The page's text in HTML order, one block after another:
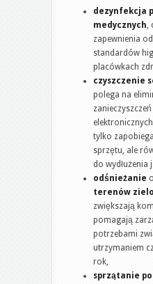
dezynfekcja
medycznych,
zapewnienia
standardów
placówkach
czyszczenie
polega na
tylko
sprzętu, ale
do wydłużenia
odśnieżanie
terenów
zwiększają
pomagają
potrzebami
utrzymaniem
rok,
sprzątanie